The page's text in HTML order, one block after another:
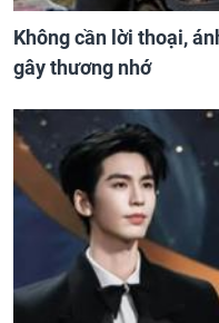
Không cần lời thoại,
gây thương nhớ